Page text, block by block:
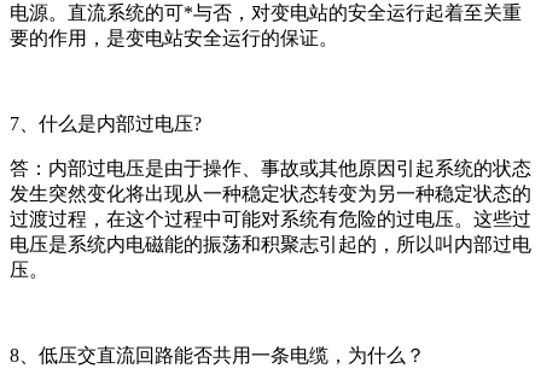
电源。直流系统的可*与否，对变电站的安全运行起着至关重
要的作用，是变电站安全运行的保证。
7、什么是内部过电压?
答：内部过电压是由于操作、事故或其他原因引起系统的状态
发生突然变化将出现从一种稳定状态转变为另一种稳定状态的
过渡过程，在这个过程中可能对系统有危险的过电压。这些过
电压是系统内电磁能的振荡和积聚志引起的，所以叫内部过电
压。
8、低压交直流回路能否共用一条电缆，为什么？